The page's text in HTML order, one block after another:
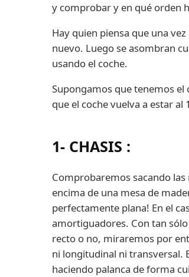
y comprobar y en qué orden
Hay quien piensa que una
nuevo. Luego se asombran
usando el coche.
Supongamos que tenemos
que el coche vuelva a estar al
1- CHASIS :
Comprobaremos sacando
encima de una mesa de
perfectamente plana! En el
amortiguadores. Con tan
recto o no, miraremos por
ni longitudinal ni transversal.
haciendo palanca de forma